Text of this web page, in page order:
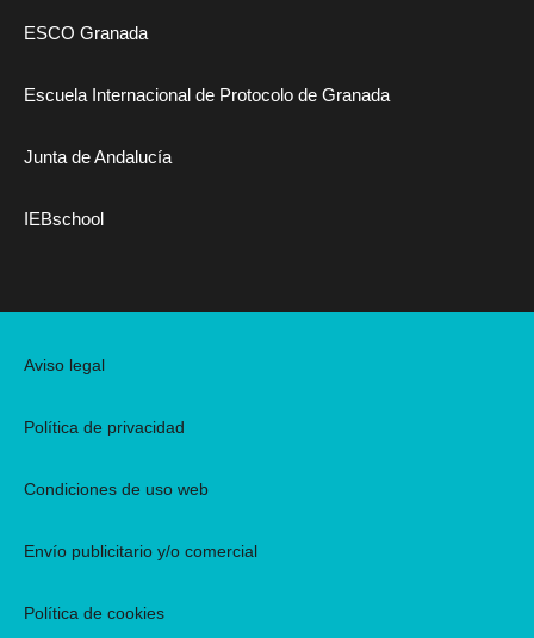
ESCO Granada
Escuela Internacional de Protocolo de Granada
Junta de Andalucía
IEBschool
Aviso legal
Política de privacidad
Condiciones de uso web
Envío publicitario y/o comercial
Política de cookies